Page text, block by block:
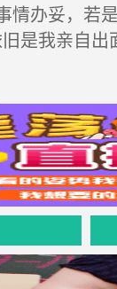
办妥，若
是我亲自出